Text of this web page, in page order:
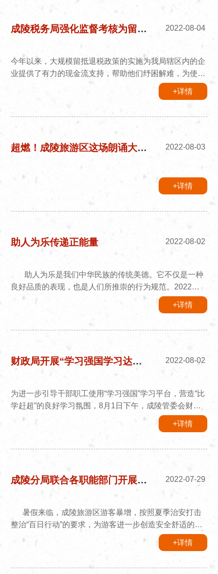
业事故的教训，认真贯彻落实党中央、国务院自治区市委
度，扎实开展在建工地专项整治，全力维护建筑行业安全
成陵税务局强化监督考核为留抵退税保驾护航 2022-08-04
今年以来，大规模留抵退税政策的实施为我局辖区内的企
业提供了有力的现金流支持，帮助他们纾困解难，为使留
抵退税政策不折不扣的落实到位，成陵税务局积极开展增
值税留抵退税专项督查工作，全面掌握增值税留抵退税工
打击骗取留抵退税工作机制作用，形成工作合力，集中力
+详情
超燃！成陵旅游区这场朗诵大赛精彩纷呈~ 2022-08-03
+详情
助人为乐传递正能量 2022-08-02
助人为乐是我们中华民族的传统美德。它不仅是一种
良好品质的表现，也是人们所推崇的行为规范。2022年8
月1日中午13时30分，在成吉思汗陵旅游区内无障碍通道
处有两位老人，有位大娘在烈日炎炎下吃力地推着因行动
不便坐在轮椅上的大爷。这时景区检票办的工作人员小红
来接他们。小红同志帮着将老人推到检票口，还担心大
+详情
财政局开展“学习强国学习达人个人挑战赛” 2022-08-02
为进一步引导干部职工使用“学习强国”学习平台，营造“比
学赶超”的良好学习氛围，8月1日下午，成陵管委会财政
局开展了“学习强国学习达人个人挑战赛”。现场有8名选手
通过手机“学习强国”挑战答题进行比赛。 挑战赛采取现场
应变能力。答题结束后，由工作人员统计分数，评选1名
+详情
成陵分局联合各职能部门开展夏季治安打击整治“百日行动” 2022-07-29
暑假来临，成陵旅游区游客暴增，按照夏季治安打击
整治“百日行动”的要求，为游客进一步创造安全舒适的旅
游环境，巩固成陵旅游区旅游安全成果，7月28日，成陵
分局联合镇政府、消防、食品药品、安监、旅游协会、派
+详情